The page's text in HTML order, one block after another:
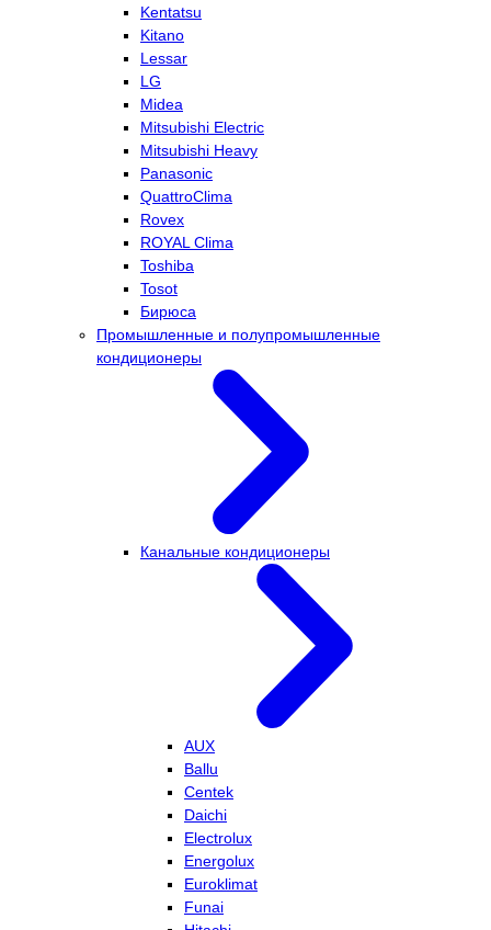
Kentatsu
Kitano
Lessar
LG
Midea
Mitsubishi Electric
Mitsubishi Heavy
Panasonic
QuattroClima
Rovex
ROYAL Clima
Toshiba
Tosot
Бирюса
Промышленные и полупромышленные
кондиционеры
Канальные кондиционеры
AUX
Ballu
Centek
Daichi
Electrolux
Energolux
Euroklimat
Funai